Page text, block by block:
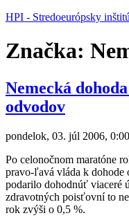
HPI - Stredoeurópsky
Značka:
Nemecká
odvodov
pondelok, 03. júl 2006, 0:00
Po celonočnom maratóne
pravo-ľavá vláda k dohode
podarilo dohodnúť viaceré
zdravotných poisťovní to
rok zvýši o 0,5 %.